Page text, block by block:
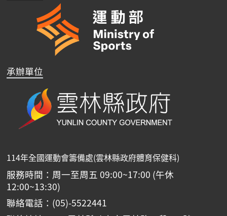
承辦單位
114年全國運動會籌備處(雲林縣政府體育保健科)
服務時間：周一至周五 09:00~17:00 (午休
12:00~13:30)
聯絡電話：(05)-5522441